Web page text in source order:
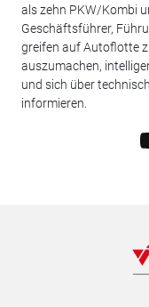
als zehn PKW/Kombi
Geschäftsführer,
greifen auf Autoflotte
auszumachen,
und sich über
informieren.